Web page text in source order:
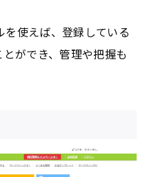
使えば、登録している
ができ、管理や把握も